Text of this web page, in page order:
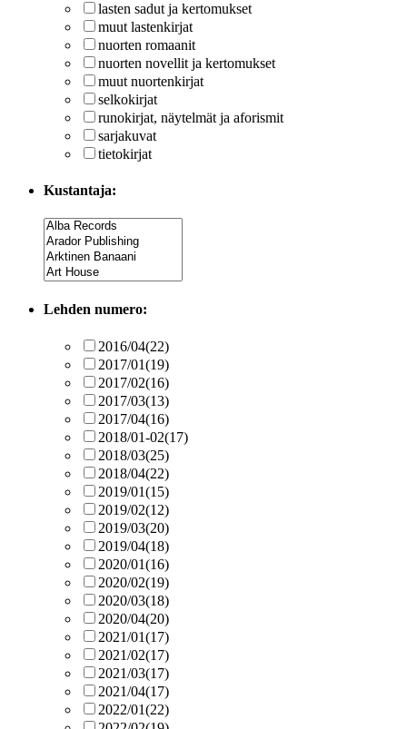
lasten sadut ja kertomukset
muut lastenkirjat
nuorten romaanit
nuorten novellit ja kertomukset
muut nuortenkirjat
selkokirjat
runokirjat, näytelmät ja aforismit
sarjakuvat
tietokirjat
Kustantaja:
Lehden numero:
2016/04(22)
2017/01(19)
2017/02(16)
2017/03(13)
2017/04(16)
2018/01-02(17)
2018/03(25)
2018/04(22)
2019/01(15)
2019/02(12)
2019/03(20)
2019/04(18)
2020/01(16)
2020/02(19)
2020/03(18)
2020/04(20)
2021/01(17)
2021/02(17)
2021/03(17)
2021/04(17)
2022/01(22)